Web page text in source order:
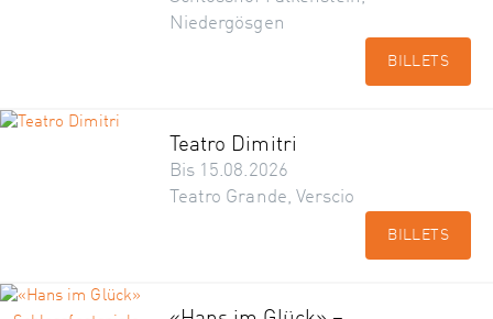
Niedergösgen
BILLETS
Teatro Dimitri
Bis 15.08.2026
Teatro Grande, Verscio
BILLETS